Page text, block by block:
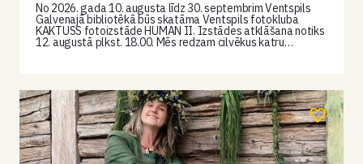
No 2026. gada 10. augusta līdz 30. septembrim Ventspils
Galvenajā bibliotēkā būs skatāma Ventspils fotokluba
KAKTUSS fotoizstāde HUMAN II. Izstādes atklāšana notiks
12. augustā plkst. 18.00. Mēs redzam cilvēkus katru…